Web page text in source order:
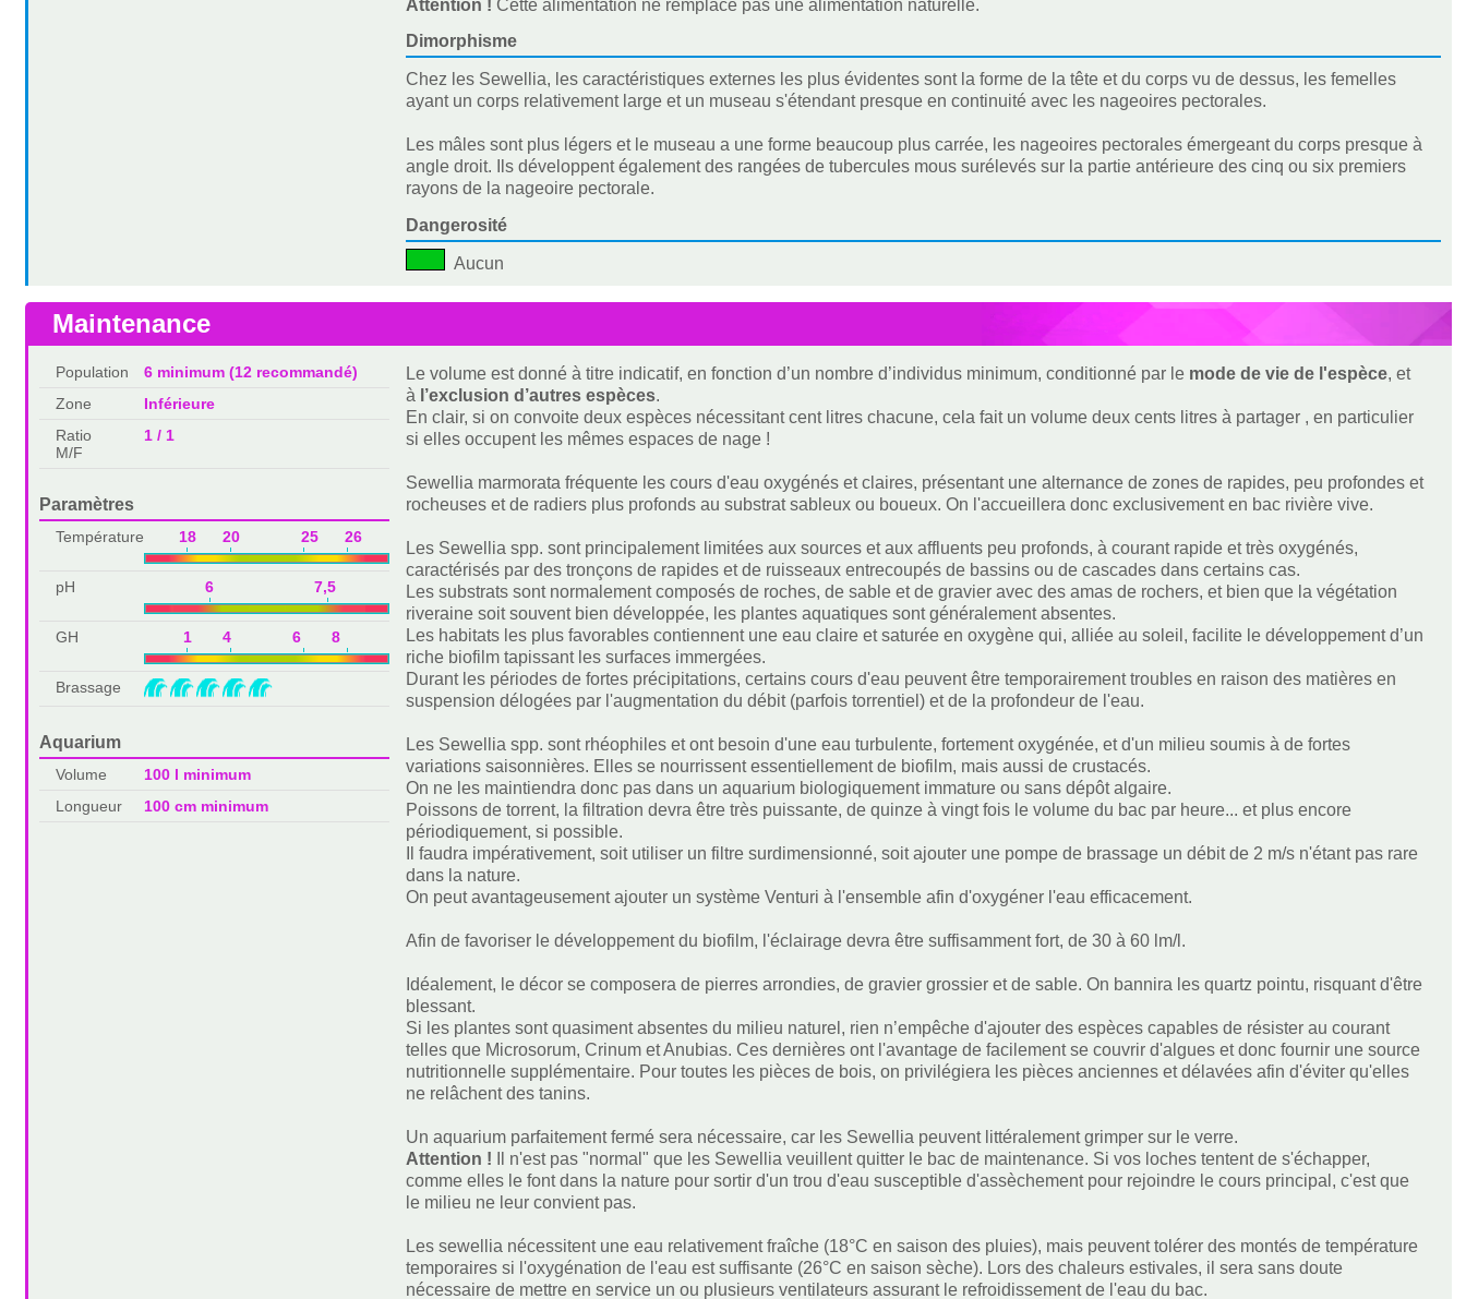
Attention ! Cette alimentation ne remplace pas une alimentation naturelle.
Dimorphisme
Chez les Sewellia, les caractéristiques externes les plus évidentes sont la forme de la tête et du corps vu de dessus, les femelles
ayant un corps relativement large et un museau s'étendant presque en continuité avec les nageoires pectorales.
Les mâles sont plus légers et le museau a une forme beaucoup plus carrée, les nageoires pectorales émergeant du corps presque à
angle droit. Ils développent également des rangées de tubercules mous surélevés sur la partie antérieure des cinq ou six premiers
rayons de la nageoire pectorale.
Dangerosité
Aucun
Maintenance
Population
6 minimum (12 recommandé)
Zone
Inférieure
Ratio
M/F
1 / 1
Paramètres
Température 18 20 25 26
pH 6 7,5
GH 1 4 6 8
Brassage
Aquarium
Volume
100 l minimum
Longueur
100 cm minimum
Le volume est donné à titre indicatif, en fonction d’un nombre d’individus minimum, conditionné par le mode de vie de l'espèce, et
à l’exclusion d’autres espèces.
En clair, si on convoite deux espèces nécessitant cent litres chacune, cela fait un volume deux cents litres à partager , en particulier
si elles occupent les mêmes espaces de nage !
Sewellia marmorata fréquente les cours d'eau oxygénés et claires, présentant une alternance de zones de rapides, peu profondes et
rocheuses et de radiers plus profonds au substrat sableux ou boueux. On l'accueillera donc exclusivement en bac rivière vive.
Les Sewellia spp. sont principalement limitées aux sources et aux affluents peu profonds, à courant rapide et très oxygénés,
caractérisés par des tronçons de rapides et de ruisseaux entrecoupés de bassins ou de cascades dans certains cas.
Les substrats sont normalement composés de roches, de sable et de gravier avec des amas de rochers, et bien que la végétation
riveraine soit souvent bien développée, les plantes aquatiques sont généralement absentes.
Les habitats les plus favorables contiennent une eau claire et saturée en oxygène qui, alliée au soleil, facilite le développement d’un
riche biofilm tapissant les surfaces immergées.
Durant les périodes de fortes précipitations, certains cours d'eau peuvent être temporairement troubles en raison des matières en
suspension délogées par l'augmentation du débit (parfois torrentiel) et de la profondeur de l'eau.
Les Sewellia spp. sont rhéophiles et ont besoin d'une eau turbulente, fortement oxygénée, et d'un milieu soumis à de fortes
variations saisonnières. Elles se nourrissent essentiellement de biofilm, mais aussi de crustacés.
On ne les maintiendra donc pas dans un aquarium biologiquement immature ou sans dépôt algaire.
Poissons de torrent, la filtration devra être très puissante, de quinze à vingt fois le volume du bac par heure... et plus encore
périodiquement, si possible.
Il faudra impérativement, soit utiliser un filtre surdimensionné, soit ajouter une pompe de brassage un débit de 2 m/s n'étant pas rare
dans la nature.
On peut avantageusement ajouter un système Venturi à l'ensemble afin d'oxygéner l'eau efficacement.
Afin de favoriser le développement du biofilm, l'éclairage devra être suffisamment fort, de 30 à 60 lm/l.
Idéalement, le décor se composera de pierres arrondies, de gravier grossier et de sable. On bannira les quartz pointu, risquant d'être
blessant.
Si les plantes sont quasiment absentes du milieu naturel, rien n’empêche d'ajouter des espèces capables de résister au courant
telles que Microsorum, Crinum et Anubias. Ces dernières ont l'avantage de facilement se couvrir d'algues et donc fournir une source
nutritionnelle supplémentaire. Pour toutes les pièces de bois, on privilégiera les pièces anciennes et délavées afin d'éviter qu'elles
ne relâchent des tanins.
Un aquarium parfaitement fermé sera nécessaire, car les Sewellia peuvent littéralement grimper sur le verre.
Attention !
Il n'est pas "normal" que les Sewellia veuillent quitter le bac de maintenance. Si vos loches tentent de s'échapper,
comme elles le font dans la nature pour sortir d'un trou d'eau susceptible d'assèchement pour rejoindre le cours principal, c'est que
le milieu ne leur convient pas.
Les sewellia nécessitent une eau relativement fraîche (18°C en saison des pluies), mais peuvent tolérer des montés de température
temporaires si l'oxygénation de l'eau est suffisante (26°C en saison sèche). Lors des chaleurs estivales, il sera sans doute
nécessaire de mettre en service un ou plusieurs ventilateurs assurant le refroidissement de l'eau du bac.